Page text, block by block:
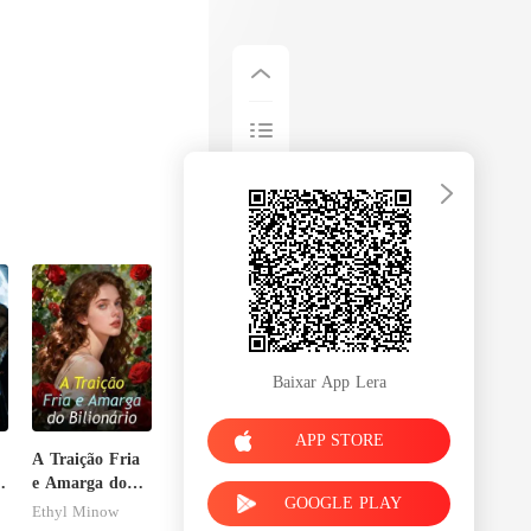
A Traição Fria
e Amarga do
Bilionário
Ethyl Minow
Baixar App Lera
APP STORE
GOOGLE PLAY